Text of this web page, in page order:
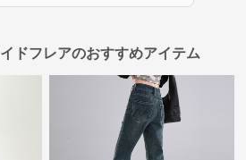
ドフレアのおすすめアイテム